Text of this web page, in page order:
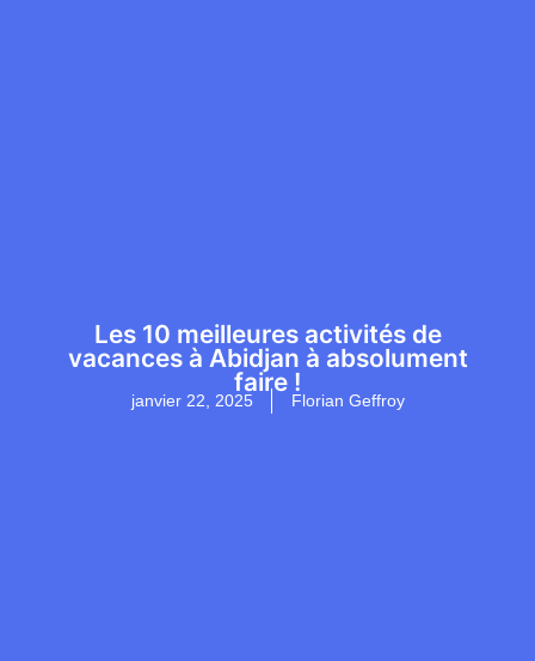
Les 10 meilleures activités de
vacances à Abidjan à absolument
faire !
janvier 22, 2025 Florian Geffroy